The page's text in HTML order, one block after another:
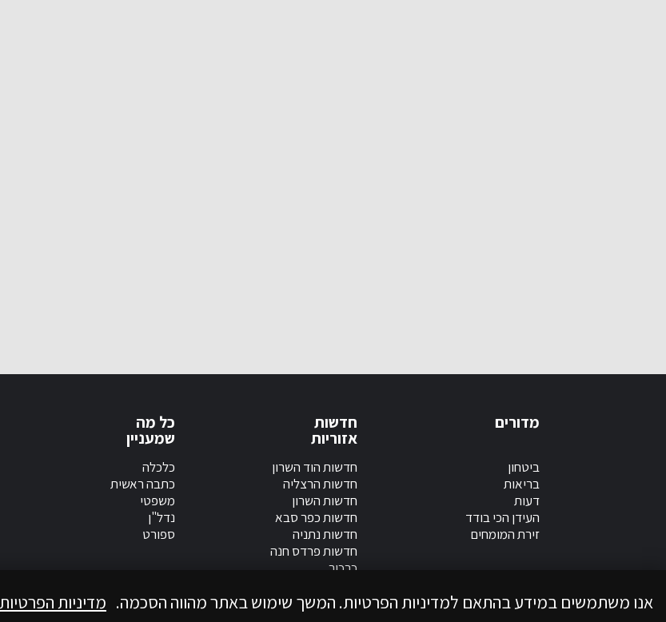
מדורים
ביטחון
בריאות
דעות
העידן הכי בודד
זירת המומחים
חדשות
אזוריות
חדשות הוד השרון
חדשות הרצליה
חדשות השרון
חדשות כפר סבא
חדשות נתניה
חדשות פרדס חנה
כרכור
כל מה
שמעניין
כלכלה
כתבה ראשית
משפטי
נדל"ן
ספורט
אנו משתמשים במידע בהתאם למדיניות הפרטיות. המשך שימוש באתר מהווה הסכמה. מדיניות הפרטיות